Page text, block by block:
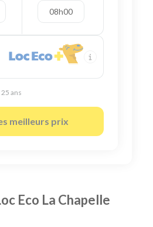
08h00
ans
meilleurs prix
Eco La Chapelle